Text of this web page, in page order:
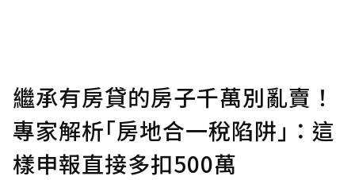
繼承有房貸的房子千萬別亂賣！
專家解析｢房地合一稅陷阱｣：這
樣申報直接多扣500萬